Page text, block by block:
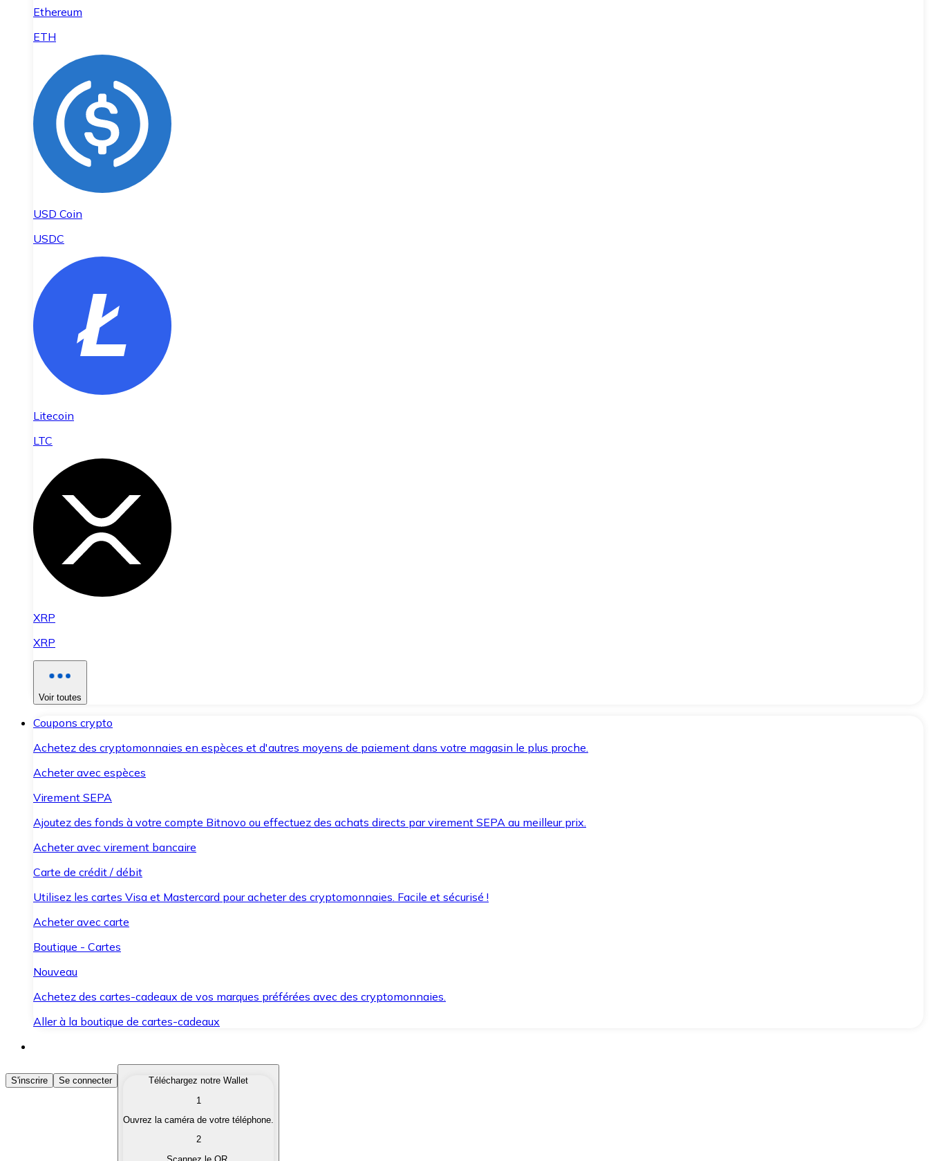
Ethereum
ETH
USD Coin
USDC
Litecoin
LTC
XRP
XRP
Voir toutes
Coupons crypto
Achetez des cryptomonnaies en espèces et d'autres moyens de paiement dans votre magasin le plus proche.
Acheter avec espèces
Virement SEPA
Ajoutez des fonds à votre compte Bitnovo ou effectuez des achats directs par virement SEPA au meilleur prix.
Acheter avec virement bancaire
Carte de crédit / débit
Utilisez les cartes Visa et Mastercard pour acheter des cryptomonnaies. Facile et sécurisé !
Acheter avec carte
Boutique - Cartes
Nouveau
Achetez des cartes-cadeaux de vos marques préférées avec des cryptomonnaies.
Aller à la boutique de cartes-cadeaux
Acheter des Cryptomonnaies
Achetez les cryptomonnaies qui vous intéressent rapidement et en toute sécurité.
Convertissez vos cryptomonnaies en monnaie fiduciaire lorsque vous en avez besoin.
S'inscrire Se connecter
Téléchargez notre Wallet
1
Ouvrez la caméra de votre téléphone.
2